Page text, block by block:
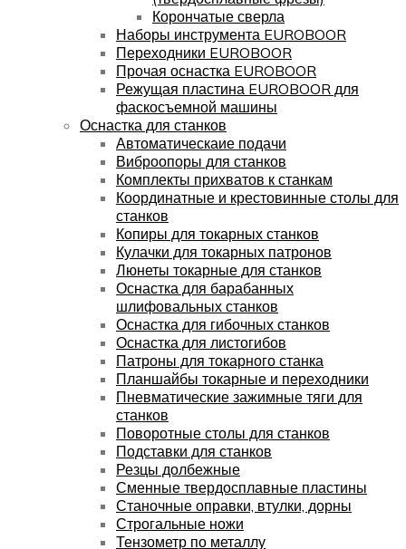
Корончатые сверла
Наборы инструмента EUROBOOR
Переходники EUROBOOR
Прочая оснастка EUROBOOR
Режущая пластина EUROBOOR для
фаскосъемной машины
Оснастка для станков
Автоматическаие подачи
Виброопоры для станков
Комплекты прихватов к станкам
Координатные и крестовинные столы для
станков
Копиры для токарных станков
Кулачки для токарных патронов
Люнеты токарные для станков
Оснастка для барабанных
шлифовальных станков
Оснастка для гибочных станков
Оснастка для листогибов
Патроны для токарного станка
Планшайбы токарные и переходники
Пневматические зажимные тяги для
станков
Поворотные столы для станков
Подставки для станков
Резцы долбежные
Сменные твердосплавные пластины
Станочные оправки, втулки, дорны
Строгальные ножи
Тензометр по металлу